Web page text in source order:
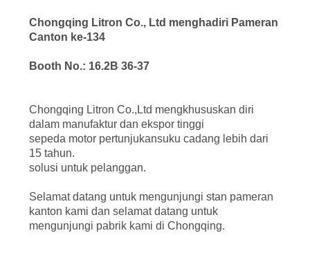
MINTA
KUTIPAN
SITUS
KEBIJAKAN
PRIBADI
Chongqing Litron Co., Ltd menghadiri Pameran
Canton ke-134
Booth No.: 16.2B 36-37
Chongqing Litron Co.,Ltd mengkhususkan diri
dalam manufaktur dan ekspor tinggi
sepeda motor pertunjukansuku cadang lebih dari
15 tahun.
solusi untuk pelanggan.
Selamat datang untuk mengunjungi stan pameran
kanton kami dan selamat datang untuk
mengunjungi pabrik kami di Chongqing.